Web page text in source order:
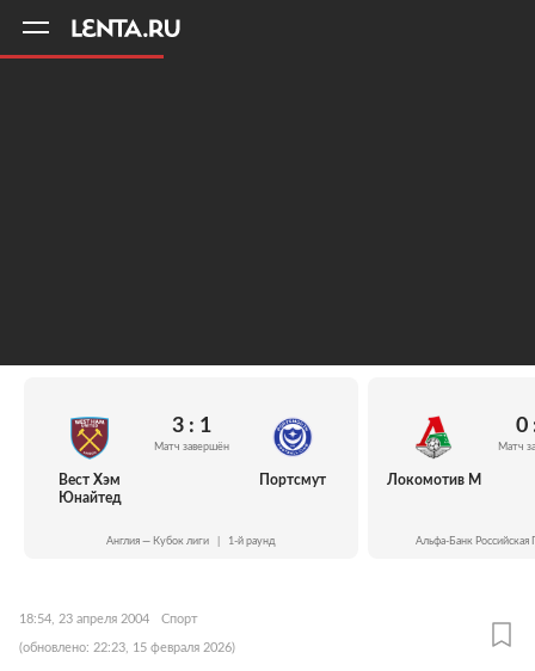
Вест Хэм
Юнайтед
3 : 1
Матч завершён
Портсмут
Англия — Кубок лиги 1-й раунд
Локомотив М
0
Матч
Альфа-Банк Российская
18:54, 23 апреля 2004 Спорт
(обновлено: 22:23, 15 февраля 2026)